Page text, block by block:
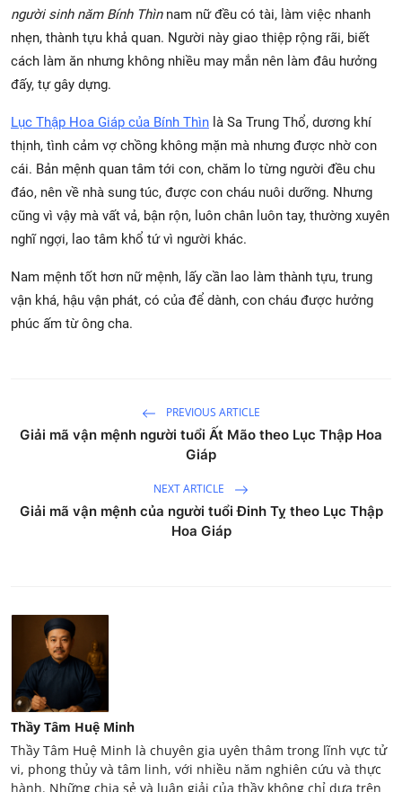
người sinh năm Bính Thìnnam nữ đều có tài, làm việc nhanh
nhẹn, thành tựu khả quan. Người này giao thiệp rộng rãi, biết
cách làm ăn nhưng không nhiều may mắn nên làm đâu hưởng
đấy, tự gây dựng.
Lục Thập Hoa Giáp của Bính Thìn là Sa Trung Thổ, dương khí
thịnh, tình cảm vợ chồng không mặn mà nhưng được nhờ con
cái. Bản mệnh quan tâm tới con, chăm lo từng người đều chu
đáo, nên về nhà sung túc, được con cháu nuôi dưỡng. Nhưng
cũng vì vậy mà vất vả, bận rộn, luôn chân luôn tay, thường xuyên
nghĩ ngợi, lao tâm khổ tứ vì người khác.
Nam mệnh tốt hơn nữ mệnh, lấy cần lao làm thành tựu, trung
vận khá, hậu vận phát, có của để dành, con cháu được hưởng
phúc ấm từ ông cha.
PREVIOUS ARTICLE
Giải mã vận mệnh người tuổi Ất Mão theo Lục Thập Hoa
Giáp
NEXT ARTICLE
Giải mã vận mệnh của người tuổi Đinh Tỵ theo Lục Thập
Hoa Giáp
Thầy Tâm Huệ Minh
Thầy Tâm Huệ Minh là chuyên gia uyên thâm trong lĩnh vực tử
vi, phong thủy và tâm linh, với nhiều năm nghiên cứu và thực
hành. Những chia sẻ và luận giải của thầy không chỉ dựa trên